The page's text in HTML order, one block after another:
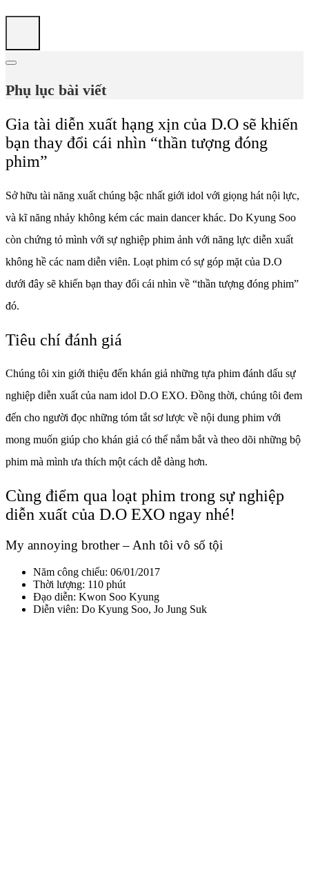
Phụ lục bài viết
Gia tài diễn xuất hạng xịn của D.O sẽ khiến
bạn thay đổi cái nhìn “thần tượng đóng
phim”
Sở hữu tài năng xuất chúng bậc nhất giới idol với giọng hát nội lực,
và kĩ năng nhảy không kém các main dancer khác. Do Kyung Soo
còn chứng tỏ mình với sự nghiệp phim ảnh với năng lực diễn xuất
không hề các nam diễn viên. Loạt phim có sự góp mặt của D.O
dưới đây sẽ khiến bạn thay đổi cái nhìn về “thần tượng đóng phim”
đó.
Tiêu chí đánh giá
Chúng tôi xin giới thiệu đến khán giả những tựa phim đánh dấu sự
nghiệp diễn xuất của nam idol D.O EXO. Đồng thời, chúng tôi đem
đến cho người đọc những tóm tắt sơ lược về nội dung phim với
mong muốn giúp cho khán giả có thể nắm bắt và theo dõi những bộ
phim mà mình ưa thích một cách dễ dàng hơn.
Cùng điểm qua loạt phim trong sự nghiệp
diễn xuất của D.O EXO ngay nhé!
My annoying brother – Anh tôi vô số tội
Năm công chiếu: 06/01/2017
Thời lượng: 110 phút
Đạo diễn: Kwon Soo Kyung
Diễn viên: Do Kyung Soo, Jo Jung Suk